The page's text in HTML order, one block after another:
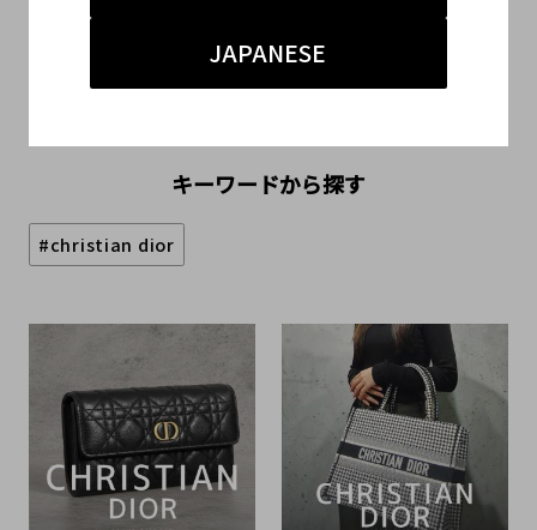
JAPANESE
キーワードから探す
#christian dior